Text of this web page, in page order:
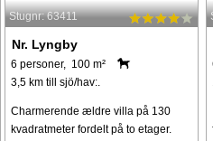
Stugnr: 63411
Nr. Lyngby
6 personer, 100 m²
3,5 km till sjö/hav:.
Charmerende ældre villa på 130
kvadratmeter fordelt på to etager.